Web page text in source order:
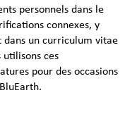
personnels dans le
connexes, y
un curriculum vitae
ces
pour des occasions